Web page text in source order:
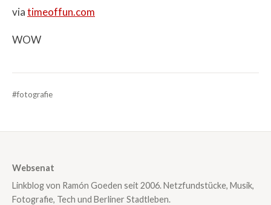
viatimeoffun.com
WOW
#fotografie
Websenat
Linkblog von Ramón Goeden seit 2006. Netzfundstücke, Musik,
Fotografie, Tech und Berliner Stadtleben.